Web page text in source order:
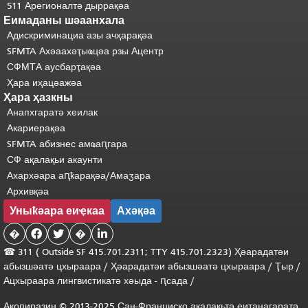
511 Арегионалтә дыррақәа
Еимаданы шәаанхала
Адискриминациа азы ачҳарақәа
SFMTA Ахәаахәҭыҩцәа рзы Ацентр
СФМТА аусбарҭақәа
Ҳара иҳацәажәа
Ҳара ҳазкны
Анапхгаратә хеилак
Акариерақәа
SFMTA абизнес амҩаԥгара
СФ ақалақьи акаунти
Ахархәара аԥҟарақәа/Амаӡара
Архивқәа
Уныҟәара еиҿкаа Ахәқәа
�   � 
☎ 311 ( Outside SF 415.701.2311; TTY 415.701.2323) Ҳәарадатәи
абызшәатә цхыраара / Ҳәарадатәи абызшәатә цхыраара / Ҭыр /
Ацхыраара лингвистикатә хәыда - ԥсада /